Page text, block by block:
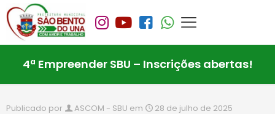
4ª Empreender SBU – Inscrições abertas!
Publicado por ASCOM - SBU em 28 de julho de 2025